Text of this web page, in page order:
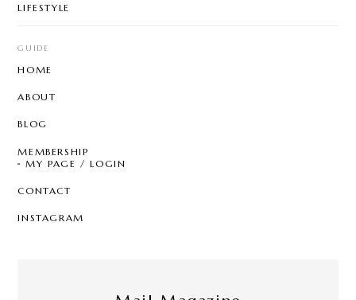
LIFESTYLE
GUIDE
HOME
ABOUT
BLOG
MEMBERSHIP
MY PAGE / LOGIN
CONTACT
INSTAGRAM